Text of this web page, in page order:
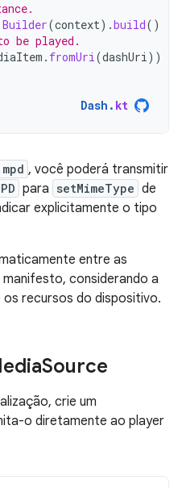
Builder(context).build()
be played.
. fromUri(dashUri))
Dash . kt
, você poderá transmitir
para setMimeType de
explicitamente o tipo
entre as
considerando a
os recursos do dispositivo.
Source
crie um
o diretamente ao player